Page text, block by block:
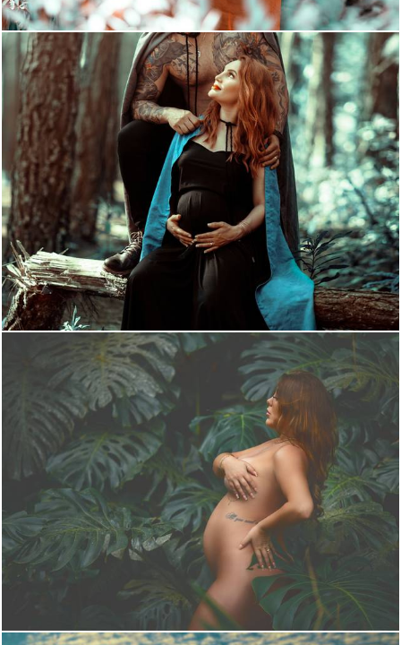
1820 35
1242 0